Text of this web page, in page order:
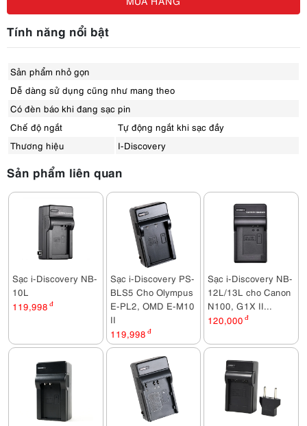
Tính năng nổi bật
Sản phẩm nhỏ gọn
Dễ dàng sử dụng cũng như mang theo
Có đèn báo khi đang sạc pin
Chế độ ngắt
Tự động ngắt khi sạc đầy
Thương hiệu
I-Discovery
Sản phẩm liên quan
Sạc i-Discovery NB-
10L
119,998 đ
Sạc i-Discovery PS-
BLS5 Cho Olympus
E-PL2, OMD E-M10
II
119,998 đ
Sạc i-Discovery NB-
12L/13L cho Canon
N100, G1X II...
120,000 đ